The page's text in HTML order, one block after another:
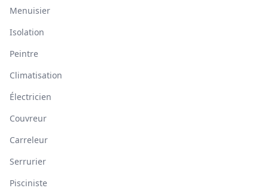
Menuisier
Isolation
Peintre
Climatisation
Électricien
Couvreur
Carreleur
Serrurier
Pisciniste